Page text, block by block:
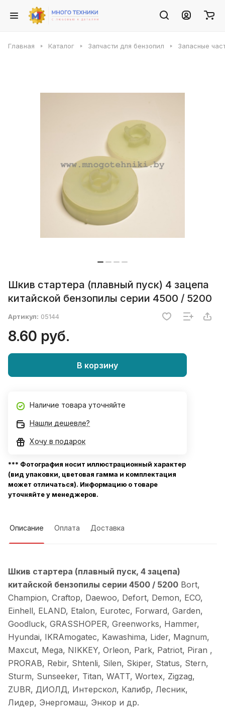
Главная Каталог Запчасти для бензопил Запасные
Шкив стартера (плавный пуск) 4 зацепа
китайской бензопилы серии 4500 / 5200
Артикул: 05144
8.60 руб.
В корзину
Наличие товара уточняйте
Нашли дешевле?
Хочу в подарок
*** Фотография носит иллюстрационный характер
(вид упаковки, цветовая гамма и комплектация
может отличаться). Информацию о товаре
уточняйте у менеджеров.
Описание Оплата Доставка
Шкив стартера (плавный пуск, 4 зацепа)
китайской бензопилы серии 4500 / 5200 Bort,
Champion, Craftop, Daewoo, Defort, Demon, ECO,
Einhell, ELAND, Etalon, Eurotec, Forward, Garden,
Goodluck, GRASSHOPER, Greenworks, Hammer,
Hyundai, IKRAmogatec, Kawashima, Lider, Magnum,
Maxcut, Mega, NIKKEY, Orleon, Park, Patriot, Piran ,
PRORAB, Rebir, Shtenli, Silen, Skiper, Status, Stern,
Sturm, Sunseeker, Titan, WATT, Wortex, Zigzag,
ZUBR, ДИОЛД, Интерскол, Калибр, Лесник,
Лидер, Энергомаш, Энкор и др.